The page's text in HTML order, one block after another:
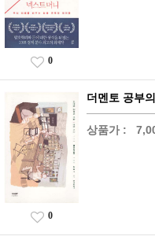
0
더멘토 공부
상품가 :
0